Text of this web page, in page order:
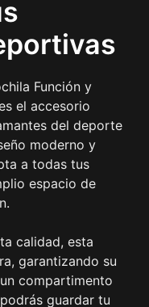
Función y
el accesorio
del deporte
moderno y
a todas tus
espacio de
calidad, esta
garantizando su
compartimento
guardar tu